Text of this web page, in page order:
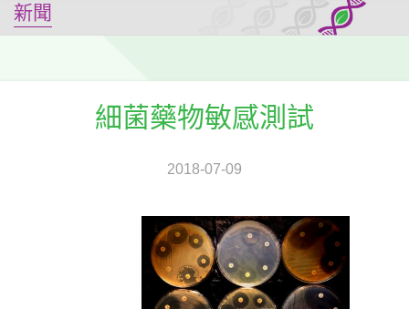
新聞
細菌藥物敏感測試
2018-07-09